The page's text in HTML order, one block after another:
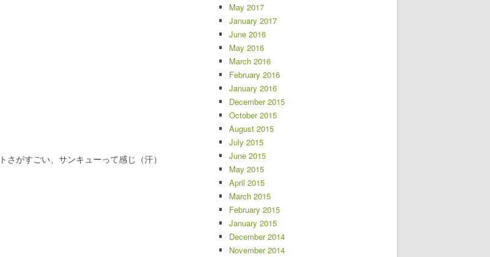
がすごい、サンキューって感じ（汗）
May 2017
January 2017
June 2016
May 2016
March 2016
February 2016
January 2016
December 2015
October 2015
August 2015
July 2015
June 2015
May 2015
April 2015
March 2015
February 2015
January 2015
December 2014
November 2014